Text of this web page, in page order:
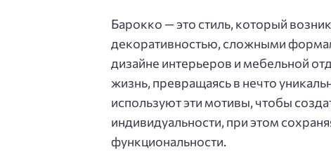
Барокко — это стиль, который
декоративностью, сложными
дизайне интерьеров и мебельной
жизнь, превращаясь в нечто
используют эти мотивы, чтобы
индивидуальности, при этом
функциональности.